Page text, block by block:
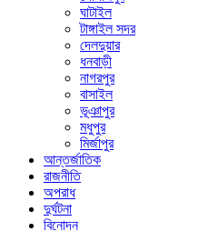
ঘাটাইল
টাঙ্গাইল সদর
দেলদুয়ার
ধনবাড়ী
নাগরপুর
বাসাইল
ভূঞাপুর
মধুপুর
মির্জাপুর
আন্তর্জাতিক
রাজনীতি
অপরাধ
দুর্ঘটনা
বিনোদন